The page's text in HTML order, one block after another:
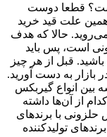
قطعا دوست
علت قید خرید
حالا که هدف
است، پس باید
قبل از هر چیز
بازار به دست آورید.
بین انواع گیربکس
از آن‌ها داشته
حلزونی با برندهای
تولیدکننده